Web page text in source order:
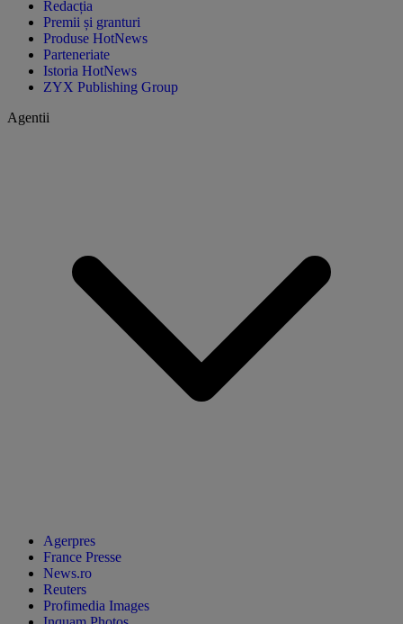
Redacția
Premii și granturi
Produse HotNews
Parteneriate
Istoria HotNews
ZYX Publishing Group
Agentii
Agerpres
France Presse
News.ro
Reuters
Profimedia Images